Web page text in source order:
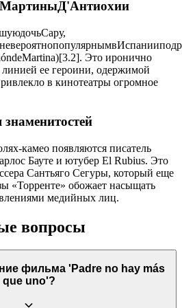
Это иронично
линией ее героини, одержимой
в кинотеатры огромное
камео появляются писатель
Бауте и ютубер El Rubius. Это
Сантьяго Сегуры, который еще
«Торренте» обожает насыщать
медийных лиц.
вопросы
фильма 'Padre no hay más
que uno'?